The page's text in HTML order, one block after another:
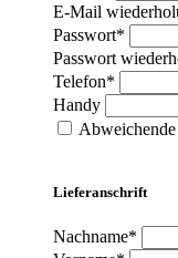
E-Mail
Passwort*
Passwort
Telefon*
Handy
Lieferanschrift
Nachname*